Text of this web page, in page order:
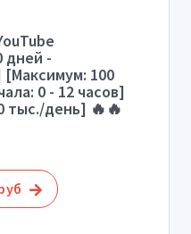
дней -
[Максимум: 100
0 - 12 часов]
тыс./день] 🔥🔥